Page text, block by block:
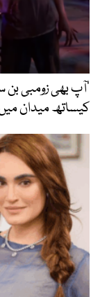
’آپ بھی زومبی بن
کیساتھ میدان